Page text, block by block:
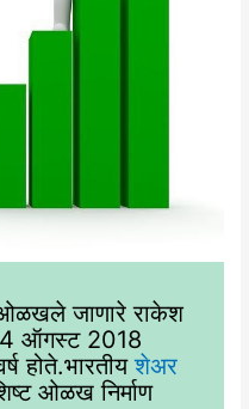
जाणारे राकेश
ऑगस्ट 2018
होते.भारतीयशेअर
ओळख निर्माण